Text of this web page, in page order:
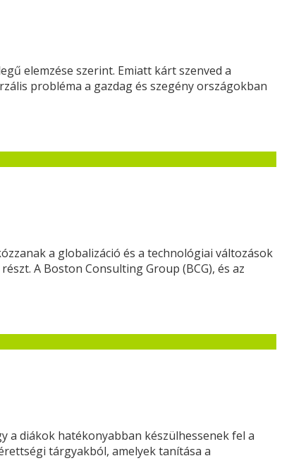
elemzése szerint. Emiatt kárt szenved a
probléma a gazdag és szegény országokban
a globalizáció és a technológiai változások
A Boston Consulting Group (BCG), és az
diákok hatékonyabban készülhessenek fel a
tárgyakból, amelyek tanítása a